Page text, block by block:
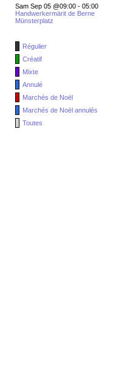
Sam Sep 05 @09:00 - 05:00
Handwerkermärit de Berne
Münsterplatz
Régulier
Créatif
Mixte
Annulé
Marchés de Noël
Marchés de Noël annulés
Toutes